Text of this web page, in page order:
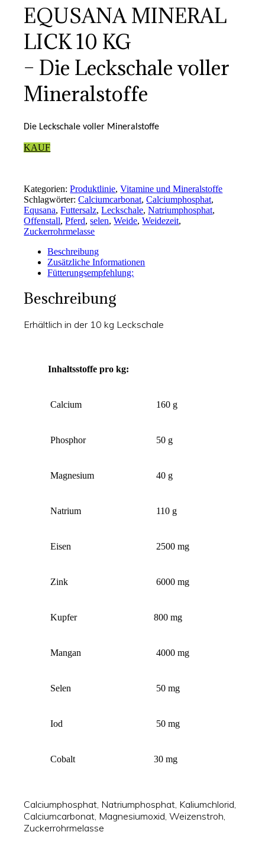
EQUSANA MINERAL
LICK 10 KG
– Die Leckschale voller
Mineralstoffe
Die Leckschale voller Mineralstoffe
KAUF
Kategorien:Produktlinie,Vitamine und Mineralstoffe
Schlagwörter:Calciumcarbonat,Calciumphosphat,
Equsana,Futtersalz,Leckschale,Natriumphosphat,
Offenstall,Pferd,selen,Weide,Weidezeit,
Zuckerrohrmelasse
Beschreibung
Zusätzliche Informationen
Fütterungsempfehlung:
Beschreibung
Erhältlich in der 10 kg Leckschale
Inhaltsstoffe pro kg:
Calcium 160 g
Phosphor 50 g
Magnesium 40 g
Natrium 110 g
Eisen 2500 mg
Zink 6000 mg
Kupfer 800 mg
Mangan 4000 mg
Selen 50 mg
Iod 50 mg
Cobalt 30 mg
Calciumphosphat, Natriumphosphat, Kaliumchlorid,
Calciumcarbonat, Magnesiumoxid, Weizenstroh,
Zuckerrohrmelasse